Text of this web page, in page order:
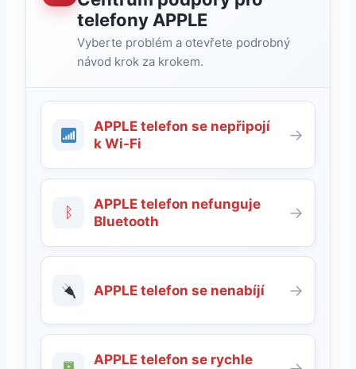
telefony APPLE
Vyberte problém a otevřete podrobný
návod krok za krokem.
APPLE telefon se nepřipojí
k Wi-Fi
→
ᛒ
APPLE telefon nefunguje
Bluetooth
→
APPLE telefon se nenabíjí →
APPLE telefon se rychle